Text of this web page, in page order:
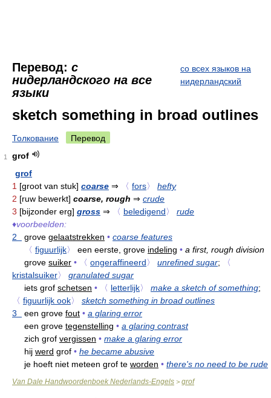
Перевод: с
нидерландского на все
языки
со всех языков на
нидерландский
sketch something in broad outlines
Толкование Перевод
1
grof
grof
1 [groot van stuk] coarse ⇒ 〈 fors〉
hefty
2 [ruw bewerkt] coarse, rough ⇒ crude
3 [bijzonder erg] gross ⇒ 〈 beledigend〉
rude
♦voorbeelden:
2
grove gelaatstrekken • coarse features
〈 figuurlijk〉 een eerste, grove indeling • a first, rough division
grove suiker • 〈 ongeraffineerd〉 unrefined sugar;
〈
kristalsuiker〉
granulated sugar
iets grof schetsen • 〈 letterlijk〉 make a sketch of something;
〈 figuurlijk ook〉
sketch something in broad outlines
3
een grove fout • a glaring error
een grove tegenstelling • a glaring contrast
zich grof vergissen • make a glaring error
hij werd grof • he became abusive
je hoeft niet meteen grof te worden • there's no need to be rude
Van Dale Handwoordenboek Nederlands-Engels > grof